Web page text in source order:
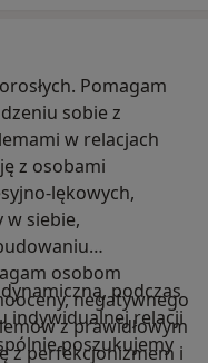
Pomagam
sobie z
w relacjach
z osobami
lękowych,
w siebie,
osobom
negatywnego
z prawidłowym
z perfekcjonizmem i
podczas
indywidualnej relacji
poszukujemy